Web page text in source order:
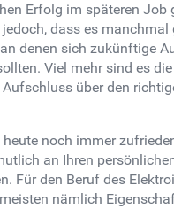
Erfolg im späteren Job
dass es manchmal
denen sich zukünftige
Viel mehr sind es
Aufschluss über den
heute noch immer
an Ihren
Für den Beruf des
nämlich